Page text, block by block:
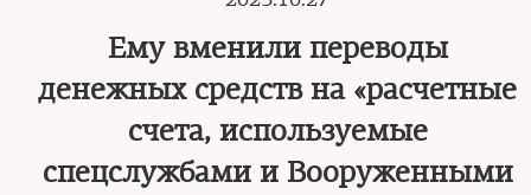
Ему вменили переводы
денежных средств на «расчетные
счета, используемые
спецслужбами и Вооруженными